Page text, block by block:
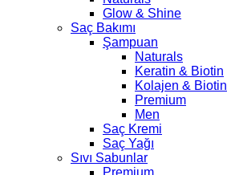
Glow & Shine
Saç Bakımı
Şampuan
Naturals
Keratin & Biotin
Kolajen & Biotin
Premium
Men
Saç Kremi
Saç Yağı
Sıvı Sabunlar
Premium